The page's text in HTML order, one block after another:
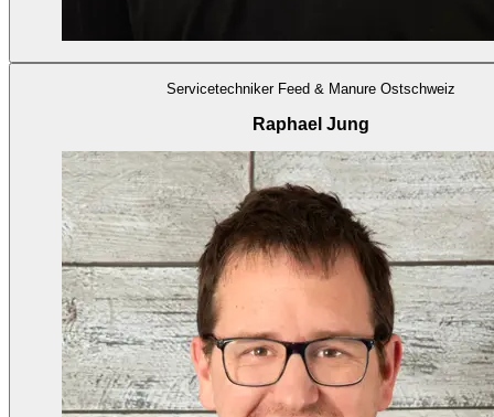
Servicetechniker Feed & Manure Ostschweiz
Raphael Jung